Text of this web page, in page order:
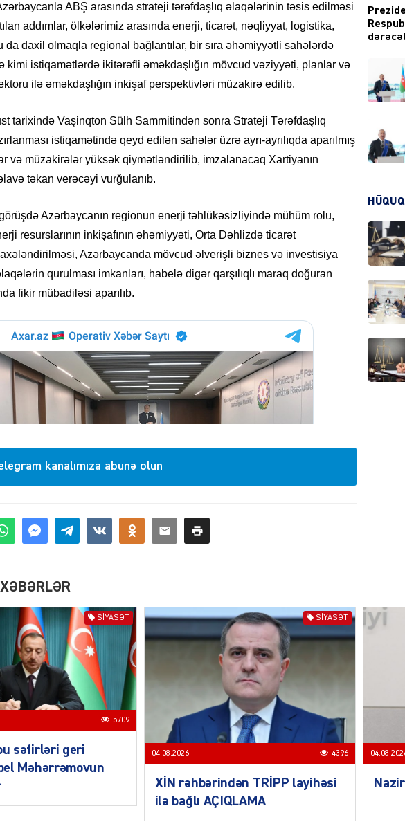
ABŞ arasında strateji tərəfdaşlıq əlaqələrinin təsis edilməsi
addımlar, ölkələrimiz arasında enerji, ticarət, nəqliyyat, logistika,
da daxil olmaqla regional bağlantılar, bir sıra əhəmiyyətli sahələrdə
kimi istiqamətlərdə ikitərəfli əməkdaşlığın mövcud vəziyyəti, planlar və
ilə əməkdaşlığın inkişaf perspektivləri müzakirə edilib.
tarixində Vaşinqton Sülh Sammitindən sonra Strateji Tərəfdaşlıq
istiqamətində qeyd edilən sahələr üzrə ayrı-ayrılıqda aparılmış
və müzakirələr yüksək qiymətləndirilib, imzalanacaq Xartiyanın
təkan verəcəyi vurğulanıb.
Azərbaycanın regionun enerji təhlükəsizliyində mühüm rolu,
resurslarının inkişafının əhəmiyyəti, Orta Dəhlizdə ticarət
Azərbaycanda mövcud əlverişli biznes və investisiya
qurulması imkanları, habelə digər qarşılıqlı maraq doğuran
fikir mübadiləsi aparılıb.
kanalımıza abunə olun
DÜNYA
HÜQUQ
SIYASƏT
5709
səfirləri geri
Məhərrəmovun
SIYASƏT
04.08.2026 4396
XİN rəhbərindən TRİPP layihəsi
ilə bağlı AÇIQLAMA